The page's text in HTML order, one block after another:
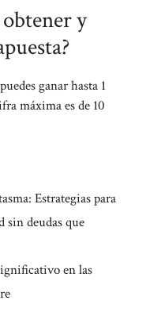
y
ganar hasta 1
máxima es de 10
Estrategias para
deudas que
en las